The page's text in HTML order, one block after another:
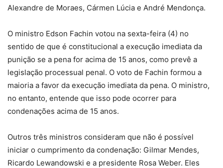
Alexandre de Moraes, Cármen Lúcia e André Mendonça.
O ministro Edson Fachin votou na sexta-feira (4) no
sentido de que é constitucional a execução imediata da
punição se a pena for acima de 15 anos, como prevê a
legislação processual penal. O voto de Fachin formou a
maioria a favor da execução imediata da pena. O ministro,
no entanto, entende que isso pode ocorrer para
condenações acima de 15 anos.
Outros três ministros consideram que não é possível
iniciar o cumprimento da condenação: Gilmar Mendes,
Ricardo Lewandowski e a presidente Rosa Weber. Eles